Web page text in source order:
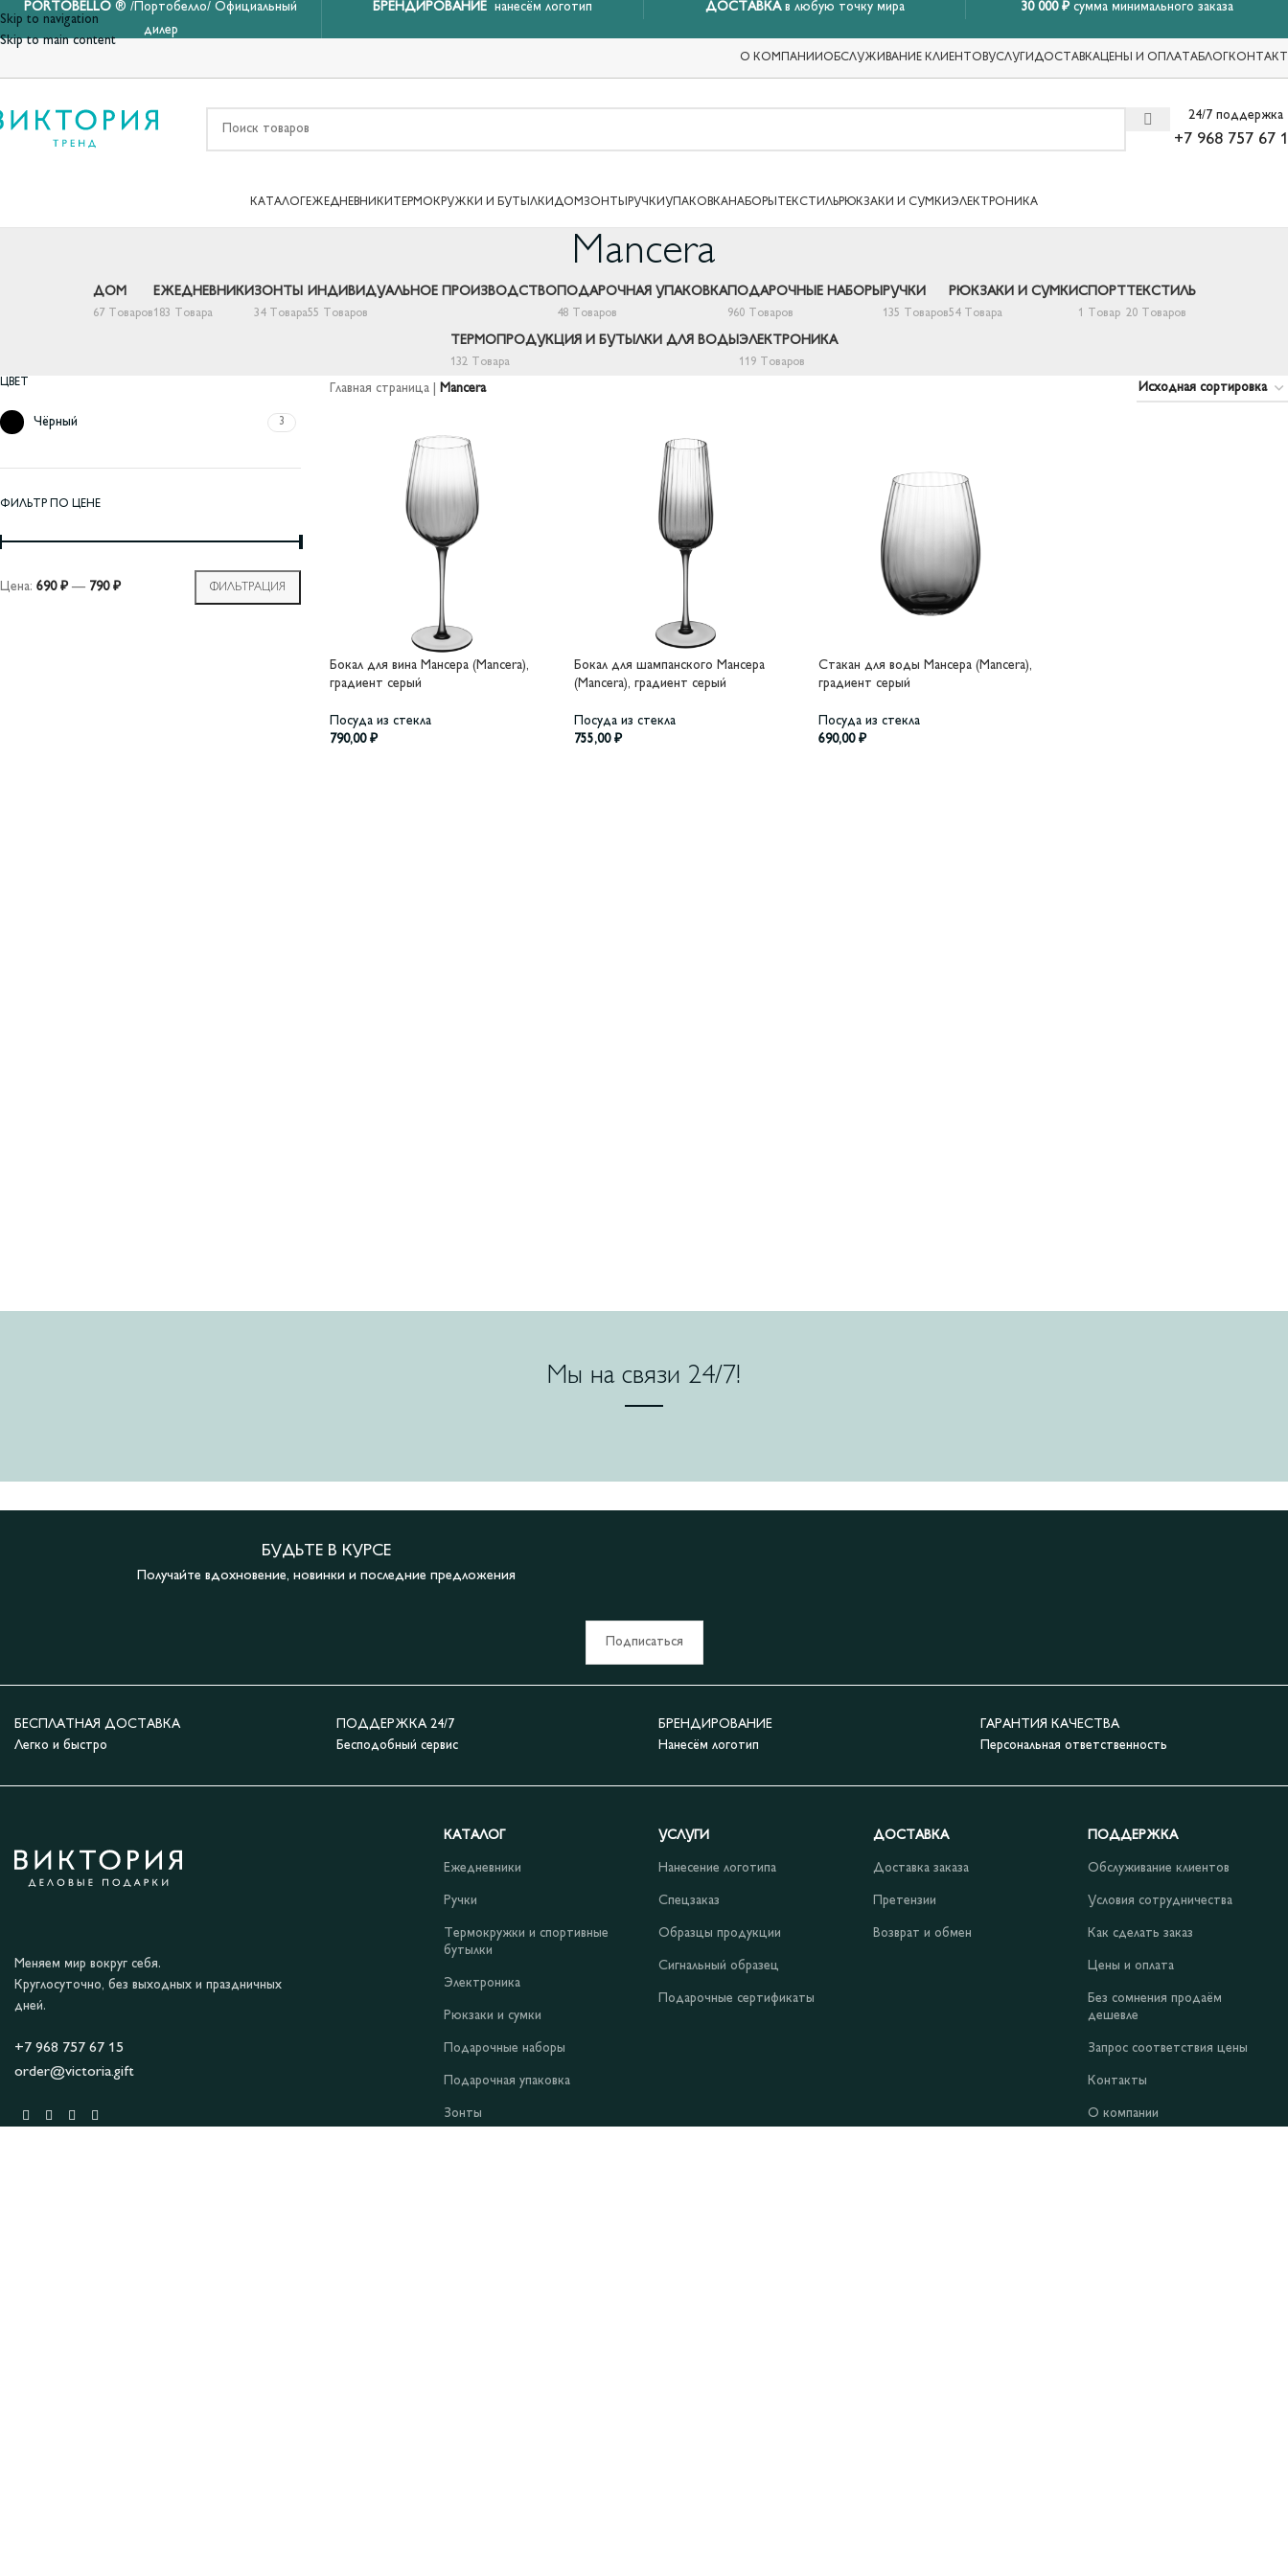
Skip to navigation
Skip to main content
PORTOBELLO ® /Портобелло/ Официальный
дилер
БРЕНДИРОВАНИЕ нанесём логотип ДОСТАВКА в любую точку мира 30 000 ₽сумма минимального заказа
О КОМПАНИИ ОБСЛУЖИВАНИЕ КЛИЕНТОВУСЛУГИДОСТАВКАЦЕНЫ И ОПЛАТАБЛОГ
24/7 поддержка
+7 968 757 67
КАТАЛОГ ЕЖЕДНЕВНИКИ ТЕРМОКРУЖКИ И БУТЫЛКИДОМ ЗОНТЫ РУЧКИ УПАКОВКАНАБОРЫ ТЕКСТИЛЬРЮКЗАКИ И СУМКИ ЭЛЕКТРОНИКА
Mancera
ДОМ
67 Товаров
ЕЖЕДНЕВНИКИ
183 Товара
ЗОНТЫ
34 Товара
ИНДИВИДУАЛЬНОЕ ПРОИЗВОДСТВО
55 Товаров
ПОДАРОЧНАЯ УПАКОВКА
48 Товаров
ПОДАРОЧНЫЕ НАБОРЫ
960 Товаров
РУЧКИ
135 Товаров
РЮКЗАКИ И СУМКИ
54 Товара
СПОРТ
1 Товар
ТЕКСТИЛЬ
20 Товаров
ТЕРМОПРОДУКЦИЯ И БУТЫЛКИ ДЛЯ ВОДЫ
132 Товара
ЭЛЕКТРОНИКА
119 Товаров
ЦВЕТ
Чёрный 3
ФИЛЬТР ПО ЦЕНЕ
ФИЛЬТРАЦИЯ
Цена: 690 ₽— 790 ₽
Главная страница| Mancera
Бокал для вина Мансера (Mancera),
градиент серый
Посуда из стекла
790,00 ₽
Бокал для шампанского Мансера
(Mancera), градиент серый
Посуда из стекла
755,00 ₽
Стакан для воды Мансера (Mancera),
градиент серый
Посуда из стекла
690,00 ₽
Мы на связи 24/7!
БУДЬТЕ В КУРСЕ
Получайте вдохновение, новинки и последние предложения
Подписаться
БЕСПЛАТНАЯ ДОСТАВКА
Легко и быстро
ПОДДЕРЖКА 24/7
Бесподобный сервис
БРЕНДИРОВАНИЕ
Нанесём логотип
ГАРАНТИЯ КАЧЕСТВА
Персональная ответственность
Меняем мир вокруг себя.
Круглосуточно, без выходных и праздничных
дней.
+7 968 757 67 15
order@victoria.gift
КАТАЛОГ
Ежедневники
Ручки
Термокружки и спортивные
бутылки
Электроника
Рюкзаки и сумки
Подарочные наборы
Подарочная упаковка
Зонты
УСЛУГИ
Нанесение логотипа
Спецзаказ
Образцы продукции
Сигнальный образец
Подарочные сертификаты
ДОСТАВКА
Доставка заказа
Претензии
Возврат и обмен
ПОДДЕРЖКА
Обслуживание клиентов
Условия сотрудничества
Как сделать заказ
Цены и оплата
Без сомнения продаём
дешевле
Запрос соответствия цены
Контакты
О компании